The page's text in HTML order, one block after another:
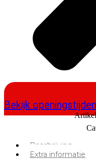
Bekijk openingstijden
Beschrijving
Extra informatie